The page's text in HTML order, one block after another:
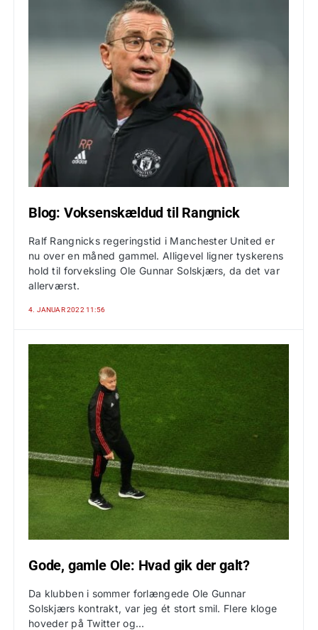
Blog: Voksenskældud til Rangnick
Ralf Rangnicks regeringstid i Manchester United er
nu over en måned gammel. Alligevel ligner tyskerens
hold til forveksling Ole Gunnar Solskjærs, da det var
allerværst.
4. JANUAR 2022 11:56
Gode, gamle Ole: Hvad gik der galt?
Da klubben i sommer forlængede Ole Gunnar
Solskjærs kontrakt, var jeg ét stort smil. Flere kloge
hoveder på Twitter og…